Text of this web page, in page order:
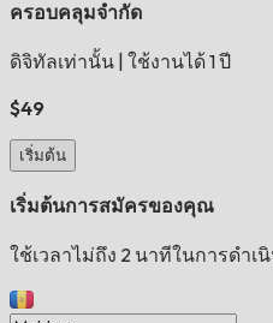
ครอบคลุมจำกัด
ดิจิทัลเท่านั้น ใช้งานได้ 1 ปี
$49
เริ่มต้น
เริ่มต้นการสมัครของคุณ
ใช้เวลาไม่ถึง 2 นาทีในการดำเ